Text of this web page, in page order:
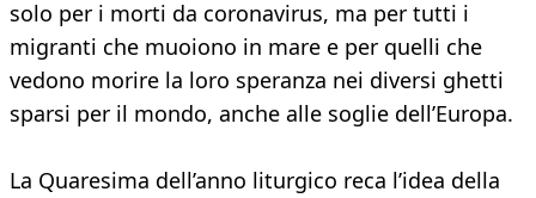
solo per i morti da coronavirus, ma per tutti i
migranti che muoiono in mare e per quelli che
vedono morire la loro speranza nei diversi ghetti
sparsi per il mondo, anche alle soglie dell’Europa.
La Quaresima dell’anno liturgico reca l’idea della